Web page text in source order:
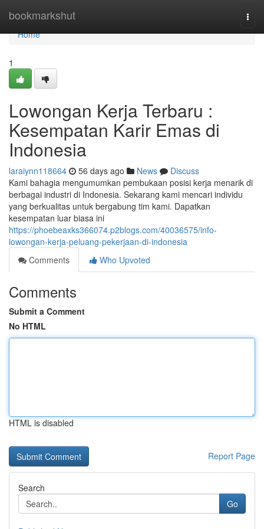
bookmarkshut
Home
Home
1
Lowongan Kerja Terbaru :
Kesempatan Karir Emas di
Indonesia
laraiynn118664 56 days ago News
Discuss
Kami bahagia mengumumkan pembukaan posisi kerja menarik di
berbagai industri di Indonesia. Sekarang kami mencari individu
yang berkualitas untuk bergabung tim kami. Dapatkan
kesempatan luar biasa ini
https://phoebeaxks366074.p2blogs.com/40036575/info-
lowongan-kerja-peluang-pekerjaan-di-indonesia
Comments
Who Upvoted
Comments
Submit a Comment
No HTML
HTML is disabled
Report Page
Search
Go